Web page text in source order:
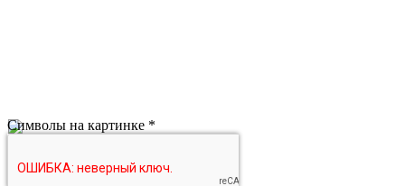
Символы на картинке *